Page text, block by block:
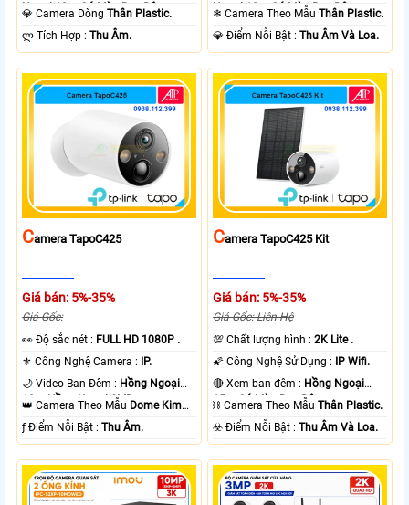
Ngoại 10m Có Màu Ban Ðêm.
💎 Camera DòngThân Plastic.
️ლ Tích Hợp :Thu Âm.
Ngoại 10m Có Màu Ban Ðêm.
❄ Camera Theo MẫuThân Plastic.
️💎 Điểm Nỗi Bật :Thu Âm Và Loa.
CAmera TapoC425
Giá bán: 5%-35%
Giá Gốc:
️👀 Độ sắc nét : FULL HD 1080P .
⚜️ Công Nghệ Camera :
IP.
🌙 Video Ban Đêm : Hồng Ngoại
10m Hồng Ngoại SMD.
👑 Camera Theo Mẫu Dome Kim
loại + Nhựa.
️ƒ Điểm Nỗi Bật :Thu Âm.
CAmera TapoC425 Kit
Giá bán: 5%-35%
Giá Gốc: Liên Hệ
💯 Chất lượng hình :2K Lite .
🌠 Công Nghệ Sử Dụng :
IP Wifi.
🔴 Xem ban đêm : Hồng Ngoại
15m Có Màu Ban Ðêm.
⛓ Camera Theo MẫuThân Plastic.
️☣️ Điểm Nỗi Bật :Thu Âm Và Loa.